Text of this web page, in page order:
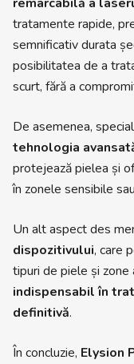
tratamente rapide,
semnificativ durata
posibilitatea de a
scurt, fără a
De asemenea,
tehnologia
protejează pielea și
în zonele sensibile
Un alt aspect des
dispozitivului, care
tipuri de piele și zone
indispensabil în
definitivă.
În concluzie, Elysion